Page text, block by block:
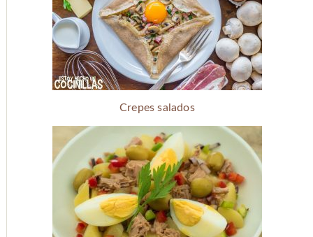
Crepes salados